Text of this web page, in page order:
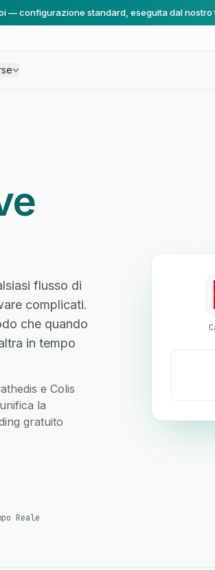
— configurazione standard, eseguita dal nostro
flusso di
complicati.
che quando
in tempo
e Colis
la
gratuito
Reale